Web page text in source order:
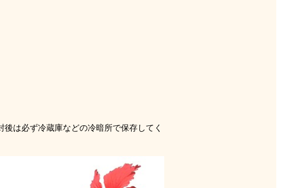
は必ず冷蔵庫などの冷暗所で保存してく